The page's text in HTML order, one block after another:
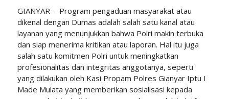
GIANYAR - Program pengaduan masyarakat atau
dikenal dengan Dumas adalah salah satu kanal atau
layanan yang menunjukkan bahwa Polri makin terbuka
dan siap menerima kritikan atau laporan. Hal itu juga
salah satu komitmen Polri untuk meningkatkan
profesionalitas dan integritas anggotanya, seperti
yang dilakukan oleh Kasi Propam Polres Gianyar Iptu I
Made Mulata yang memberikan sosialisasi kepada